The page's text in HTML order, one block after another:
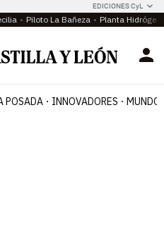
EDICIONES CyL
Piloto La Bañeza Planta
POSADA INNOVADORES MUNDO